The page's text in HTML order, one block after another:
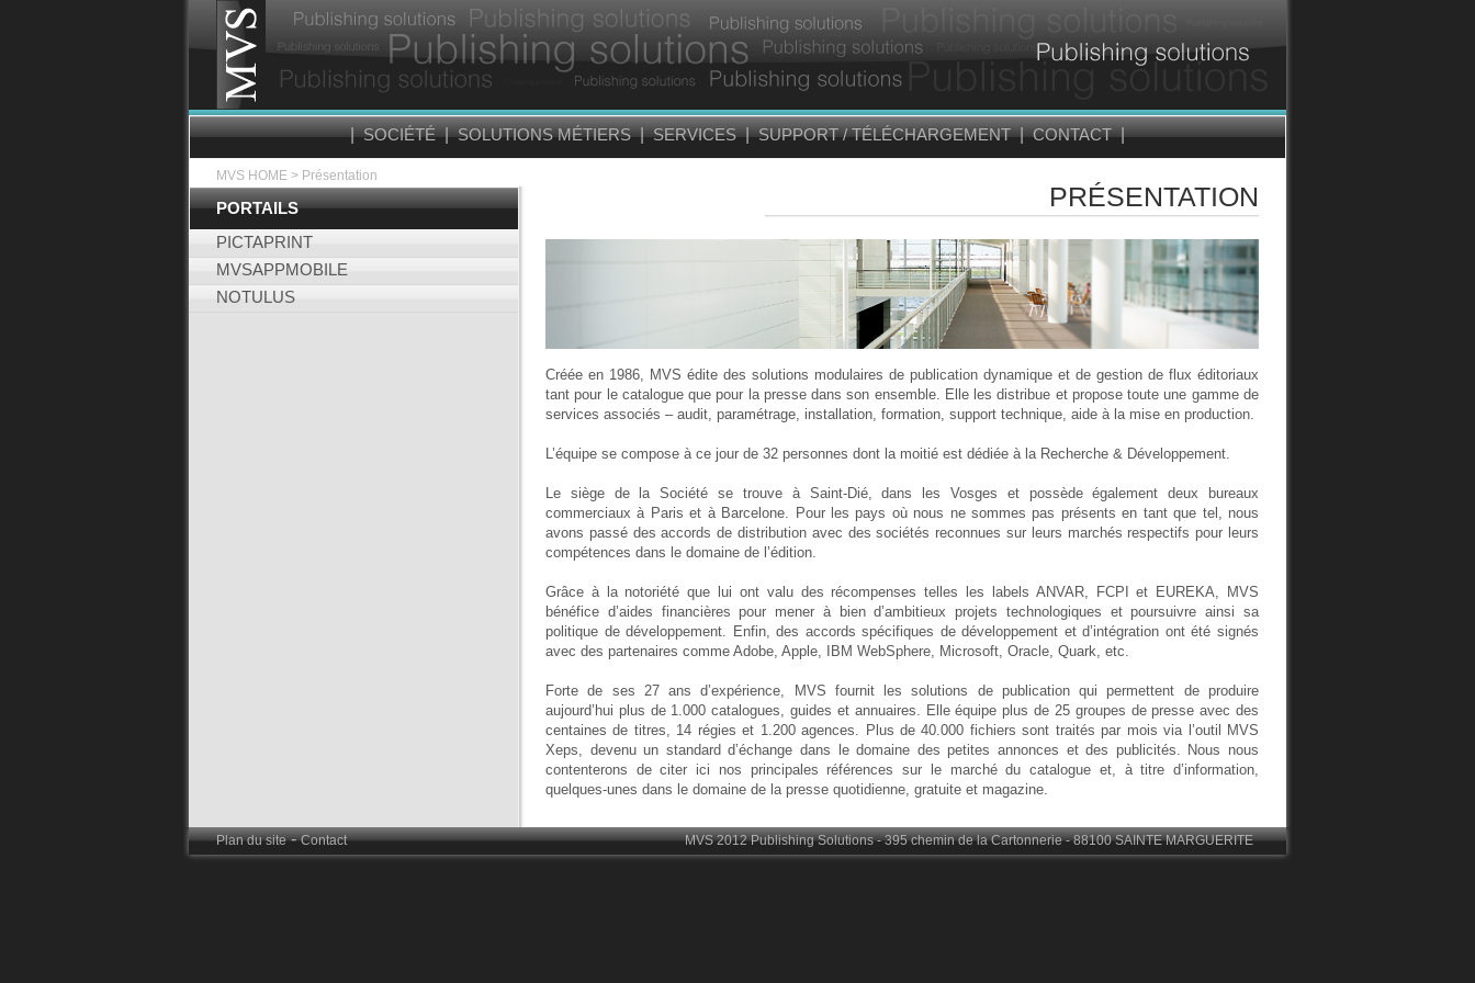
|SOCIÉTÉ|SOLUTIONS MÉTIERS|SERVICES|SUPPORT / TÉLÉCHARGEMENT|CONTACT|
MVS HOME > Présentation
PORTAILS
PICTAPRINT
MVSAPPMOBILE
NOTULUS
PRÉSENTATION
Créée en 1986, MVS édite des solutions modulaires de publication dynamique et de gestion de flux éditoriaux
tant pour le catalogue que pour la presse dans son ensemble. Elle les distribue et propose toute une gamme de
services associés – audit, paramétrage, installation, formation, support technique, aide à la mise en production.
L’équipe se compose à ce jour de 32 personnes dont la moitié est dédiée à la Recherche & Développement.
Le siège de la Société se trouve à Saint-Dié, dans les Vosges et possède également deux bureaux
commerciaux à Paris et à Barcelone. Pour les pays où nous ne sommes pas présents en tant que tel, nous
avons passé des accords de distribution avec des sociétés reconnues sur leurs marchés respectifs pour leurs
compétences dans le domaine de l’édition.
Grâce à la notoriété que lui ont valu des récompenses telles les labels ANVAR, FCPI et EUREKA, MVS
bénéfice d’aides financières pour mener à bien d’ambitieux projets technologiques et poursuivre ainsi sa
politique de développement. Enfin, des accords spécifiques de développement et d’intégration ont été signés
avec des partenaires comme Adobe, Apple, IBM WebSphere, Microsoft, Oracle, Quark, etc.
Forte de ses 27 ans d’expérience, MVS fournit les solutions de publication qui permettent de produire
aujourd’hui plus de 1.000 catalogues, guides et annuaires. Elle équipe plus de 25 groupes de presse avec des
centaines de titres, 14 régies et 1.200 agences. Plus de 40.000 fichiers sont traités par mois via l’outil MVS
Xeps, devenu un standard d’échange dans le domaine des petites annonces et des publicités. Nous nous
contenterons de citer ici nos principales références sur le marché du catalogue et, à titre d’information,
quelques-unes dans le domaine de la presse quotidienne, gratuite et magazine.
MVS 2012 Publishing Solutions - 395 chemin de la Cartonnerie - 88100 SAINTE MARGUERITE
Plan du site-Contact